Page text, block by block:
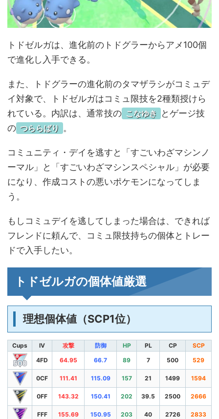
トドゼルガは、進化前のトドグラーからアメ100個
で進化し入手できる。
また、トドグラーの進化前のタマザラシがコミュデ
イ対象で、トドゼルガはコミュ限技を2種類授けら
れている。内訳は、通常技の こなゆき とゲージ技
の つららばり 。
コミュニティ・デイを逃すと「すごいわざマシンノ
ーマル」と「すごいわざマシンスペシャル」が必要
になり、作成コストの悪いポケモンになってしま
う。
もしコミュデイを逃してしまった場合は、できれば
フレンドに頼んで、コミュ限技持ちの個体とトレー
ドで入手したい。
トドゼルガの個体値厳選
理想個体値（SCP1位）
Cups IV 攻撃 防御 HP PL CP
SCP
4FD
64.95 66.7 89 7 500 529
0CF 111.41 115.09 157 21 1499 1594
0FF 143.32 150.41 202 39.5 2500 2666
FFF 155.69 150.95 203 40 2726 2833